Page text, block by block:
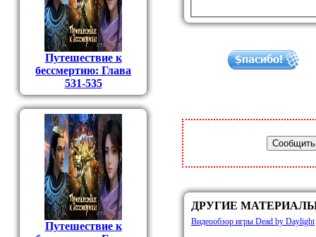
Путешествие к
бессмертию: Глава
531-535
Путешествие к
ДРУГИЕ
Видеообзор игры Dead by Daylight